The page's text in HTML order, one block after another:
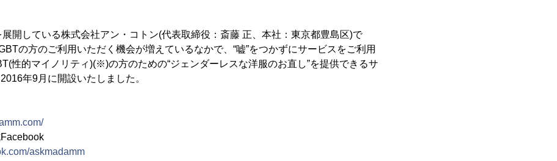
開している株式会社アン・コトン(代表取締役：斎藤 正、本社：東京都豊島区)で
の方のご利用いただく機会が増えているなかで、“嘘”をつかずにサービスをご利用
性的マイノリティ)(※)の方のための“ジェンダーレスな洋服のお直し”を提供できるサ
年9月に開設いたしました。
askmadamm